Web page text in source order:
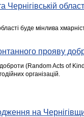
Чернігівській
буде мінлива
прояву
(Random Acts of
організацій.
на